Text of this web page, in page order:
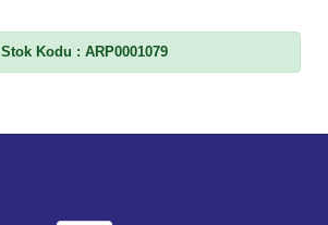
Stok Kodu : ARP0001079